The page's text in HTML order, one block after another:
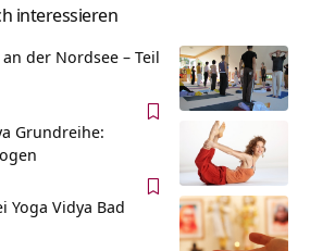
interessieren
der Nordsee – Teil
Grundreihe:
Yoga Vidya Bad